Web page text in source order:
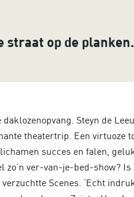
straat op de planken.
Steyn de
theatertrip. Een virtuoze
succes en falen,
zo’n ver-van-je-bed-show?
Scenes. ‘Echt